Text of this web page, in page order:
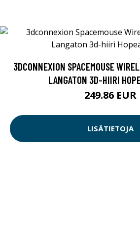
3DCONNEXION SPACEMOUSE
LANGATON 3D-HIIRI
249.86 EUR
LISÄTIETOJA